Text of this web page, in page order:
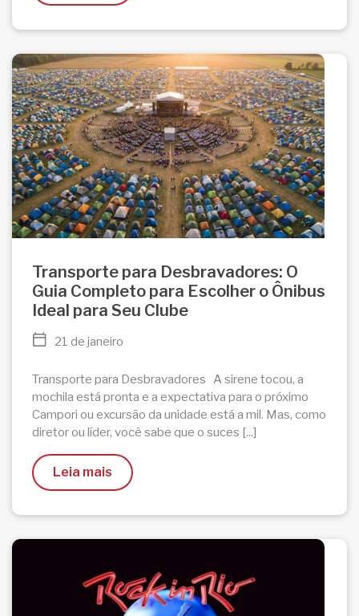
Transporte para Desbravadores: O
Guia Completo para Escolher o Ônibus
Ideal para Seu Clube
21 de janeiro
Transporte para Desbravadores A sirene tocou, a
mochila está pronta e a expectativa para o próximo
Campori ou excursão da unidade está a mil. Mas, como
diretor ou líder, você sabe que o suces [...]
Leia mais